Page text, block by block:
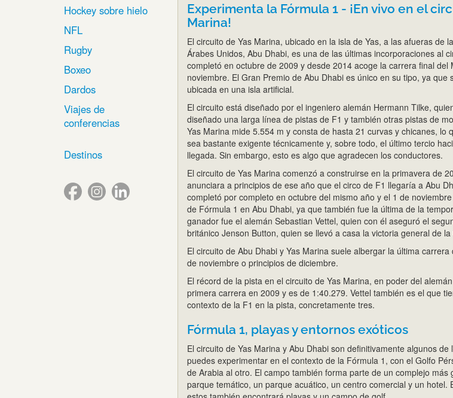
Hockey sobre hielo
NFL
Rugby
Boxeo
Dardos
Viajes de
conferencias
Destinos
Experimenta la Fórmula 1 - ¡En vivo en el
Marina!
El circuito de Yas Marina, ubicado en la isla de Yas, a las afueras de
Árabes Unidos, Abu Dhabi, es una de las últimas incorporaciones al
completó en octubre de 2009 y desde 2014 acoge la carrera final del
noviembre. El Gran Premio de Abu Dhabi es único en su tipo, ya que
ubicada en una isla artificial.
El circuito está diseñado por el ingeniero alemán Hermann Tilke,
diseñado una larga línea de pistas de F1 y también otras pistas de
Yas Marina mide 5.554 m y consta de hasta 21 curvas y chicanes, lo
sea bastante exigente técnicamente y, sobre todo, el último tercio
llegada. Sin embargo, esto es algo que agradecen los conductores.
El circuito de Yas Marina comenzó a construirse en la primavera de
anunciara a principios de ese año que el circo de F1 llegaría a Abu
completó por completo en octubre del mismo año y el 1 de
de Fórmula 1 en Abu Dhabi, ya que también fue la última de la
ganador fue el alemán Sebastian Vettel, quien con él aseguró el
británico Jenson Button, quien se llevó a casa la victoria general de
El circuito de Abu Dhabi y Yas Marina suele albergar la última
de noviembre o principios de diciembre.
El récord de la pista en el circuito de Yas Marina, en poder del
primera carrera en 2009 y es de 1:40.279. Vettel también es el que
contexto de la F1 en la pista, concretamente tres.
Fórmula 1, playas y entornos exóticos
El circuito de Yas Marina y Abu Dhabi son definitivamente algunos
puedes experimentar en el contexto de la Fórmula 1, con el Golfo
de Arabia al otro. El campo también forma parte de un complejo más
parque temático, un parque acuático, un centro comercial y un hotel.